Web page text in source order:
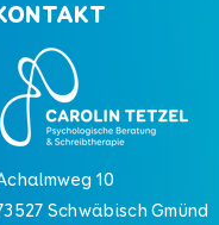
die
-
rechts
10
Schwäbisch Gmünd